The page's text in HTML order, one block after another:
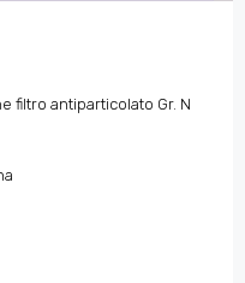
filtro antiparticolato Gr. N